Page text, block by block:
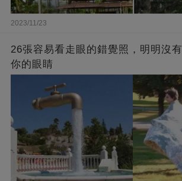
2023/11/23
26張容易看走眼的錯覺照，明明沒
你的眼睛